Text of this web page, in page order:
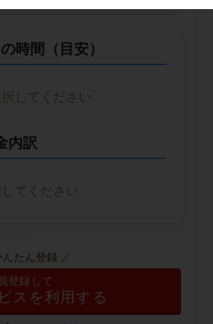
時間（目安）
択してください
内訳
てください
たん登録 ／
登録して
スを利用する